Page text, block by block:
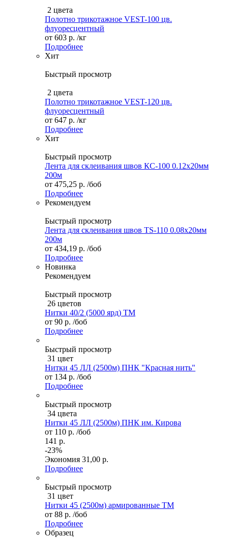
2 цвета
Полотно трикотажное VEST-100 цв.
флуоресцентный
от 603 р. /кг
Подробнее
Хит
Быстрый просмотр
2 цвета
Полотно трикотажное VEST-120 цв.
флуоресцентный
от 647 р. /кг
Подробнее
Хит
Быстрый просмотр
Лента для склеивания швов КС-100 0.12х20мм
200м
от 475,25 р. /боб
Подробнее
Рекомендуем
Быстрый просмотр
Лента для склеивания швов TS-110 0.08х20мм
200м
от 434,19 р. /боб
Подробнее
Новинка
Рекомендуем
Быстрый просмотр
26 цветов
Нитки 40/2 (5000 ярд) ТМ
от 90 р. /боб
Подробнее
Быстрый просмотр
31 цвет
Нитки 45 ЛЛ (2500м) ПНК "Красная нить"
от 134 р. /боб
Подробнее
Быстрый просмотр
34 цвета
Нитки 45 ЛЛ (2500м) ПНК им. Кирова
от 110 р. /боб
141 р.
-23%
Экономия 31,00 р.
Подробнее
Быстрый просмотр
31 цвет
Нитки 45 (2500м) армированные ТМ
от 88 р. /боб
Подробнее
Образец